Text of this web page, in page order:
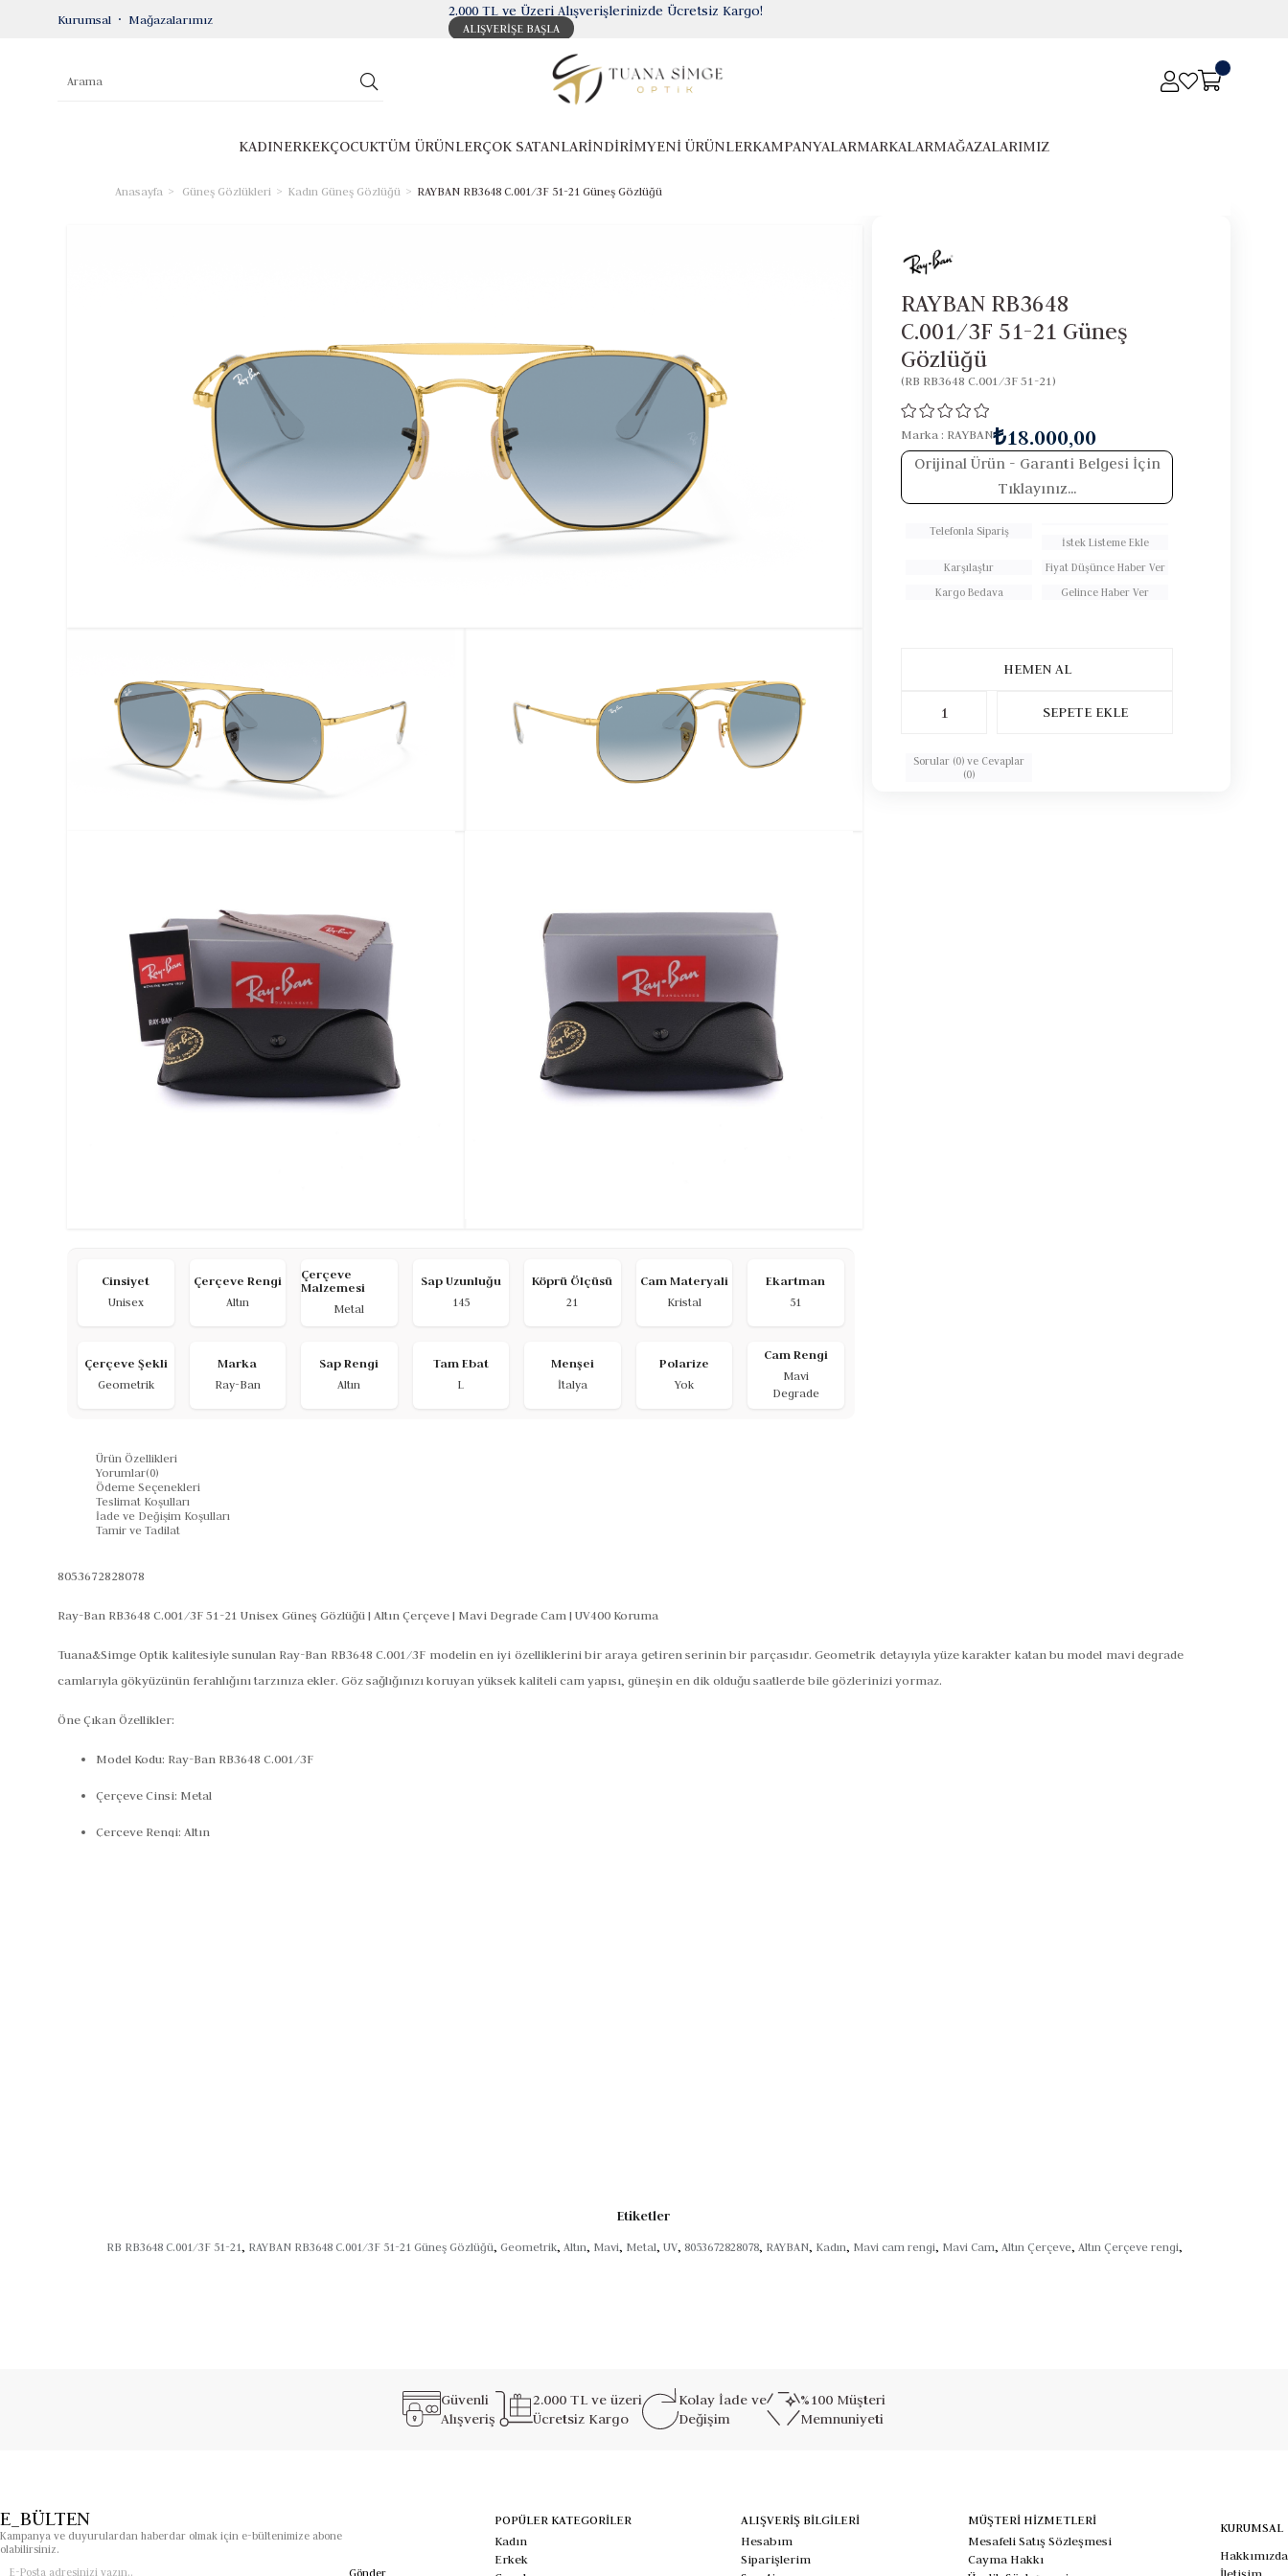
Kurumsal Mağazalarımız 2.000 TL ve Üzeri Alışverişlerinizde Ücretsiz Kargo!
ALIŞVERİŞE BAŞLA
KADINERKEKÇOCUKTÜM ÜRÜNLERÇOK SATANLARİNDİRİMYENİ ÜRÜNLERKAMPANYALARMARKALARMAĞAZALARIMIZ
Anasayfa Güneş Gözlükleri Kadın Güneş Gözlüğü RAYBAN RB3648 C.001/3F 51-21 Güneş Gözlüğü
Cinsiyet
Unisex
Çerçeve Rengi
Altın
Çerçeve
Malzemesi
Metal
Sap Uzunluğu
145
Köprü Ölçüsü
21
Cam Materyali
Kristal
Ekartman
51
Çerçeve Şekli
Geometrik
Marka
Ray-Ban
Sap Rengi
Altın
Tam Ebat
L
Menşei
İtalya
Polarize
Yok
Cam Rengi
Mavi
Degrade
RAYBAN RB3648
C.001/3F 51-21 Güneş
Gözlüğü
(RB RB3648 C.001/3F 51-21)
Marka : RAYBAN₺18.000,00
Orijinal Ürün - Garanti Belgesi İçin
Tıklayınız...
Telefonla Sipariş
İstek Listeme Ekle
Karşılaştır
Fiyat Düşünce Haber Ver
Kargo Bedava
Gelince Haber Ver
Sorular (0) ve Cevaplar
(0)
Ürün Özellikleri
Yorumlar(0)
Ödeme Seçenekleri
Teslimat Koşulları
İade ve Değişim Koşulları
Tamir ve Tadilat
8053672828078
Ray-Ban RB3648 C.001/3F 51-21 Unisex Güneş Gözlüğü | Altın Çerçeve | Mavi Degrade Cam | UV400 Koruma
Tuana&Simge Optik kalitesiyle sunulan Ray-Ban RB3648 C.001/3F modelin en iyi özelliklerini bir araya getiren serinin bir parçasıdır. Geometrik detayıyla yüze karakter katan bu model mavi degrade
camlarıyla gökyüzünün ferahlığını tarzınıza ekler. Göz sağlığınızı koruyan yüksek kaliteli cam yapısı, güneşin en dik olduğu saatlerde bile gözlerinizi yormaz.
Öne Çıkan Özellikler:
Model Kodu: Ray-Ban RB3648 C.001/3F
Çerçeve Cinsi: Metal
Çerçeve Rengi: Altın
Etiketler
RB RB3648 C.001/3F 51-21 , RAYBAN RB3648 C.001/3F 51-21 Güneş Gözlüğü, Geometrik, Altın, Mavi, Metal, UV, 8053672828078, RAYBAN, Kadın, Mavi cam rengi, Mavi Cam, Altın Çerçeve, Altın Çerçeve rengi,
Güvenli
Alışveriş
2.000 TL ve üzeri
Ücretsiz Kargo
Kolay İade ve
Değişim
%100 Müşteri
Memnuniyeti
E_BÜLTEN
Kampanya ve duyurulardan haberdar olmak için e-bültenimize abone
olabilirsiniz.
Gönder
POPÜLER KATEGORİLER
Kadın
Erkek
ALIŞVERİŞ BİLGİLERİ
Hesabım
Siparişlerim
MÜŞTERİ HİZMETLERİ
Mesafeli Satış Sözleşmesi
Cayma Hakkı
KURUMSAL
Hakkımızda